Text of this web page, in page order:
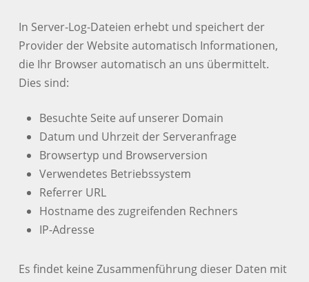
In Server-Log-Dateien erhebt und speichert der
Provider der Website automatisch Informationen,
die Ihr Browser automatisch an uns übermittelt.
Dies sind:
Besuchte Seite auf unserer Domain
Datum und Uhrzeit der Serveranfrage
Browsertyp und Browserversion
Verwendetes Betriebssystem
Referrer URL
Hostname des zugreifenden Rechners
IP-Adresse
Es findet keine Zusammenführung dieser Daten mit